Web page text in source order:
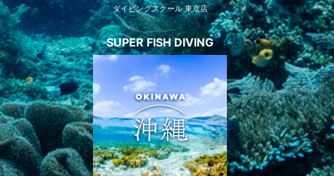
ダイビングスクール 東京店
SUPER FISH DIVING